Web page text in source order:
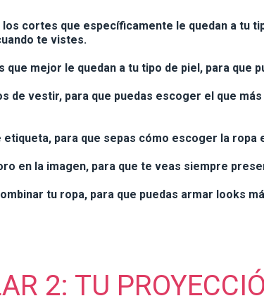
los cortes que específicamente le quedan a tu
te vistes.
que mejor le quedan a tu tipo de piel, para que
de vestir, para que puedas escoger el que
etiqueta, para que sepas cómo escoger la ropa
en la imagen, para que te veas siempre
tu ropa, para que puedas armar looks
2: TU